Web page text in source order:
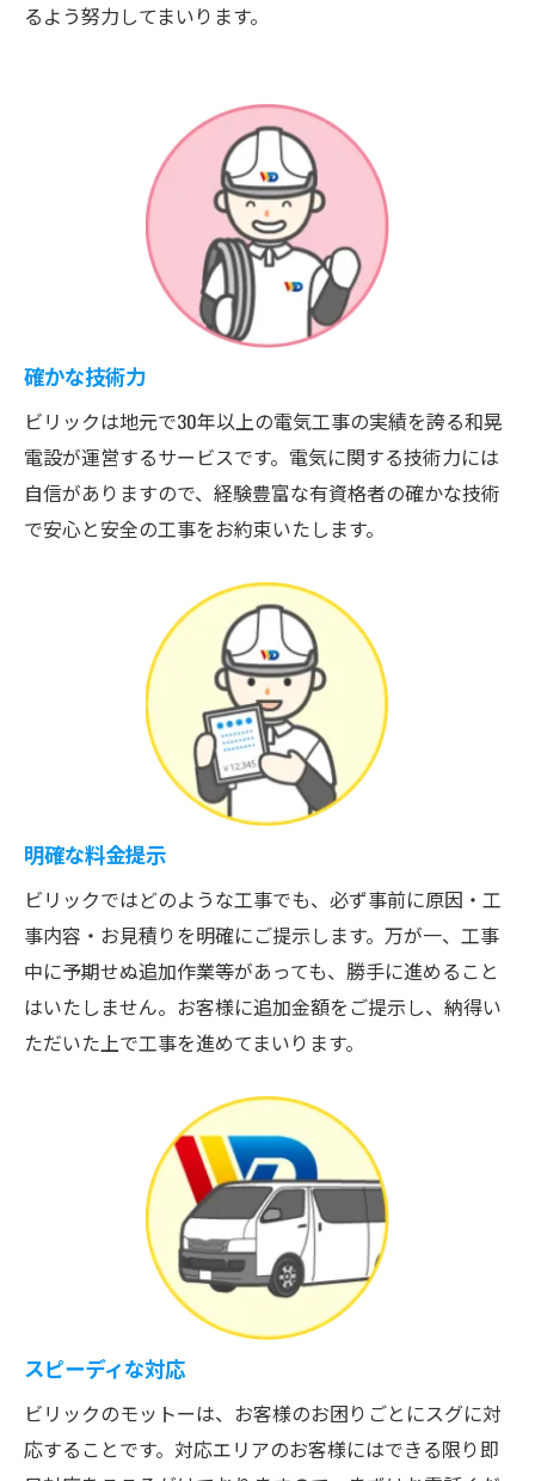
るよう努力してまいります。
確かな技術力
ビリックは地元で30年以上の電気工事の実績を誇る和晃
電設が運営するサービスです。電気に関する技術力には
自信がありますので、経験豊富な有資格者の確かな技術
で安心と安全の工事をお約束いたします。
明確な料金提示
ビリックではどのような工事でも、必ず事前に原因・工
事内容・お見積りを明確にご提示します。万が一、工事
中に予期せぬ追加作業等があっても、勝手に進めること
はいたしません。お客様に追加金額をご提示し、納得い
ただいた上で工事を進めてまいります。
スピーディな対応
ビリックのモットーは、お客様のお困りごとにスグに対
応することです。対応エリアのお客様にはできる限り即